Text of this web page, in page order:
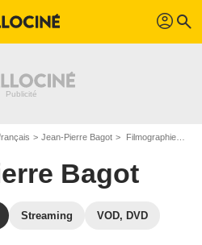
profil search
Jean-Pierre Bagot Filmographie Jean-Pierre Bagot
Bagot
Streaming VOD, DVD